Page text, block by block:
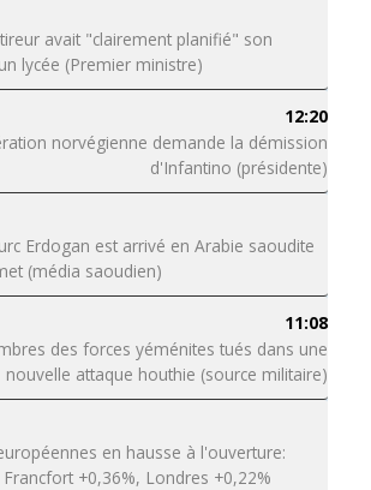
avait "clairement planifié" son
lycée (Premier ministre)
12:20
norvégienne demande la démission
d'Infantino (présidente)
Erdogan est arrivé en Arabie saoudite
(média saoudien)
11:08
des forces yéménites tués dans une
nouvelle attaque houthie (source militaire)
en hausse à l'ouverture:
Francfort +0,36%, Londres +0,22%